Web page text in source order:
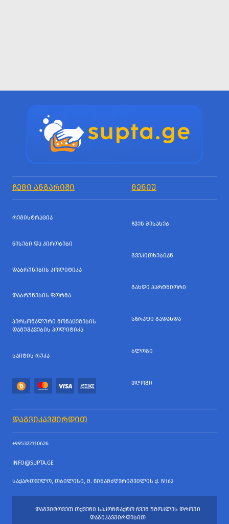
ᲩᲔᲛᲘ ᲐᲜᲒᲐᲠᲘᲨᲘ ᲛᲔᲜᲘᲣ
ᲠᲔᲒᲘᲡᲢᲠᲐᲪᲘᲐ
ᲬᲔᲡᲔᲑᲘ ᲓᲐ ᲞᲘᲠᲝᲑᲔᲑᲘ
ᲓᲐᲑᲠᲣᲜᲔᲑᲘᲡ ᲞᲝᲚᲘᲢᲘᲙᲐ
ᲓᲐᲑᲠᲣᲜᲔᲑᲘᲡ ᲤᲝᲠᲛᲐ
ᲞᲔᲠᲡᲝᲜᲐᲚᲣᲠᲘ ᲛᲝᲜᲐᲪᲔᲛᲔᲑᲘᲡ
ᲓᲐᲛᲣᲨᲐᲕᲔᲑᲘᲡ ᲞᲝᲚᲘᲢᲘᲙᲐ
ᲡᲐᲘᲢᲘᲡ ᲠᲣᲙᲐ
ᲩᲕᲔᲜ ᲨᲔᲡᲐᲮᲔᲑ
ᲒᲕᲔᲙᲘᲗᲮᲔᲑᲘᲐᲜ
ᲒᲐᲮᲓᲘ ᲞᲐᲠᲢᲜᲘᲝᲠᲘ
ᲡᲬᲠᲐᲤᲘ ᲒᲐᲓᲐᲮᲓᲐ
ᲑᲚᲝᲒᲘ
ᲕᲚᲝᲒᲘ
ᲓᲐᲒᲕᲘᲙᲐᲕᲨᲘᲠᲓᲘᲗ
+995322110626
INFO@SUPTA.GE
ᲡᲐᲥᲐᲠᲗᲕᲔᲚᲝ, ᲗᲑᲘᲚᲘᲡᲘ, Მ. ᲬᲘᲜᲐᲛᲫᲦᲕᲠᲘᲨᲕᲘᲚᲘᲡ Ქ. N162
ᲓᲐᲒᲕᲘᲢᲝᲕᲔᲗ ᲗᲥᲕᲔᲜᲘ ᲡᲐᲙᲝᲜᲢᲐᲥᲢᲝ ᲩᲕᲔᲜ ᲣᲛᲝᲙᲚᲔᲡ ᲓᲠᲝᲨᲘ
ᲓᲐᲒᲘᲙᲐᲕᲨᲘᲠᲓᲔᲑᲘᲗ